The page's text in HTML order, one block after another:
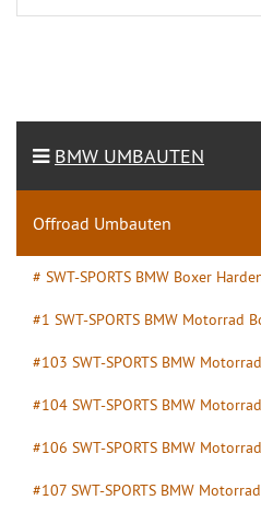
BMW UMBAUTEN
Offroad Umbauten
# SWT-SPORTS BMW Boxer
#1 SWT-SPORTS BMW Motorrad
#103 SWT-SPORTS BMW
#104 SWT-SPORTS BMW
#106 SWT-SPORTS BMW
#107 SWT-SPORTS BMW